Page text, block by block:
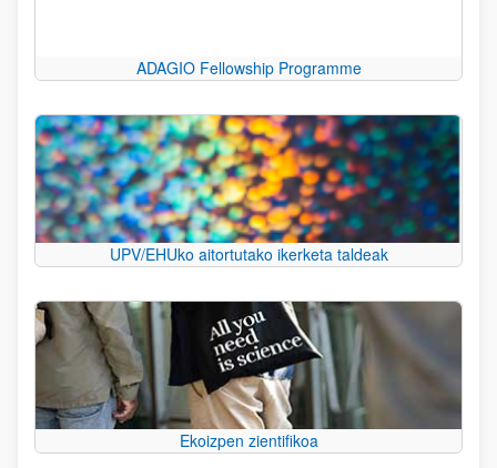
ADAGIO Fellowship Programme
UPV/EHUko aitortutako ikerketa taldeak
Ekoizpen zientifikoa